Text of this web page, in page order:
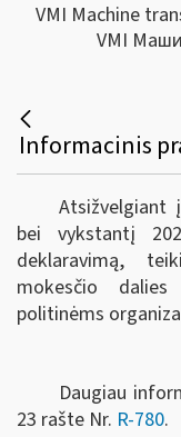
VMI Machine
VMI
Atsižvelgiant
bei vykstantį
deklaravimą,
mokesčio
politinėms
Daugiau
23 rašte Nr. R-780.